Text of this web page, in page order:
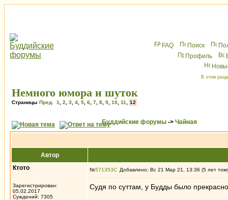
FAQ Поиск
Профиль
В этом
Немного юмора и шуток
Страницы Пред. 1 2 3 4 5 6 7 8 9 10 11 12
Буддийские форумы -> Чайная
Автор
Ктото
Зарегистрирован:
05.02.2017
Суждений: 7305
№571353 Добавлено: Вс 21 Мар 21, 13:36 (5 лет
Судя по суттам, у Будды было